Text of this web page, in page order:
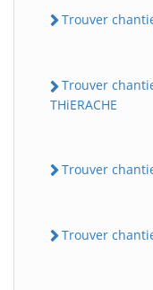
Trouver
Trouver
THiERACHE
Trouver
Trouver